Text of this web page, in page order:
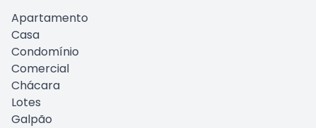
Apartamento
Casa
Condomínio
Comercial
Chácara
Lotes
Galpão